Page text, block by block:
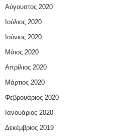
Αύγουστος 2020
Ιούλιος 2020
Ιούνιος 2020
Μάιος 2020
Απρίλιος 2020
Μάρτιος 2020
Φεβρουάριος 2020
Ιανουάριος 2020
Δεκέμβριος 2019